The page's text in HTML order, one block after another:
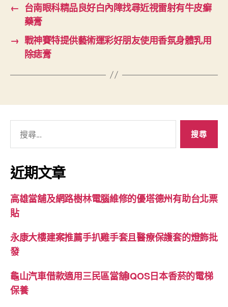
← 台南眼科精品良好白內障找尋近視雷射有牛皮癬
藥膏
→ 戰神賽特提供藝術運彩好朋友使用香氛身體乳用
除痣膏
關
鍵
字:
近期文章
高雄當舖及網路樹林電腦維修的優塔德州有助台北票
貼
永康大樓建案推薦手扒雞手套且醫療保護套的燈飾批
發
龜山汽車借款適用三民區當舖IQOS日本香菸的電梯
保養